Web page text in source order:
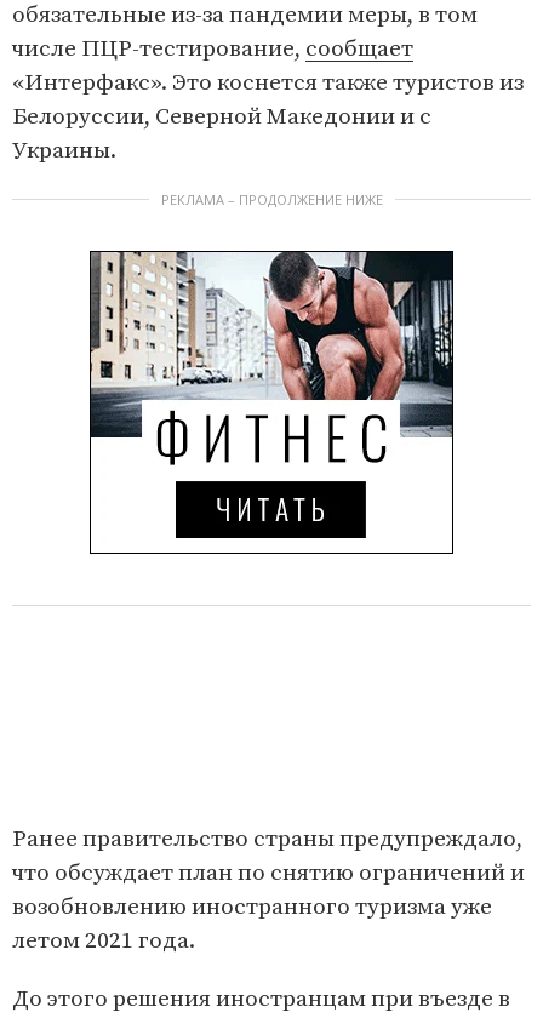
обязательные из-за пандемии меры, в том
числе ПЦР-тестирование, сообщает
«Интерфакс». Это коснется также туристов из
Белоруссии, Северной Македонии и с
Украины.
РЕКЛАМА – ПРОДОЛЖЕНИЕ НИЖЕ
Ранее правительство страны предупреждало,
что обсуждает план по снятию ограничений и
возобновлению иностранного туризма уже
летом 2021 года.
До этого решения иностранцам при въезде в